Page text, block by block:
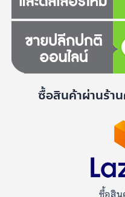
ซื้อสินค้าผ่านร้า
ซื้อสิน